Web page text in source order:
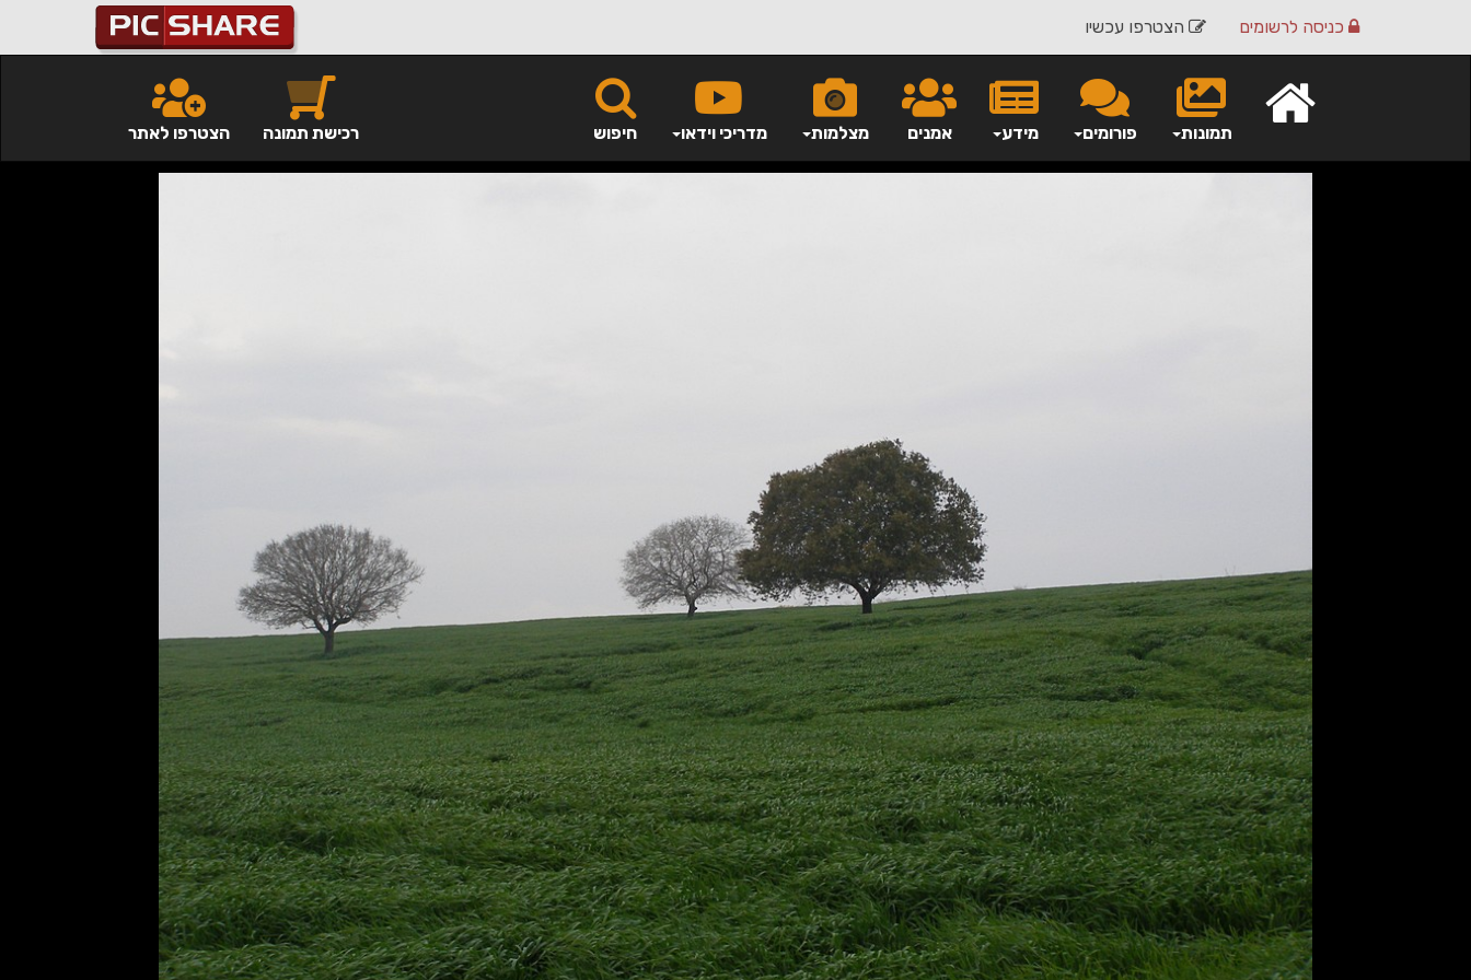
הצטרפו עכשיו כניסה לרשומים
חיפוש מדריכי וידאו מצלמות אמנים מידע פורומים תמונות הצטרפו לאתר רכישת תמונה